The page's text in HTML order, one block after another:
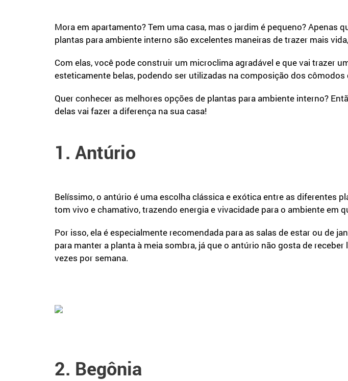
Mora em apartamento? Tem uma casa, mas o jardim é pequeno? Apenas
plantas para ambiente interno são excelentes maneiras de trazer mais
Com elas, você pode construir um microclima agradável e que vai trazer
esteticamente belas, podendo ser utilizadas na composição dos
Quer conhecer as melhores opções de plantas para ambiente interno?
delas vai fazer a diferença na sua casa!
1. Antúrio
Belíssimo, o antúrio é uma escolha clássica e exótica entre as diferentes
tom vivo e chamativo, trazendo energia e vivacidade para o ambiente em
Por isso, ela é especialmente recomendada para as salas de estar ou de
para manter a planta à meia sombra, já que o antúrio não gosta de
vezes por semana.
2. Begônia